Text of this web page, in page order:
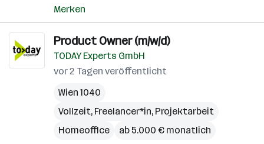
Merken
Product Owner (m/w/d)
TODAY Experts GmbH
vor 2 Tagen veröffentlicht
Wien 1040
Vollzeit, Freelancer*in, Projektarbeit
Homeoffice
ab 5.000 € monatlich